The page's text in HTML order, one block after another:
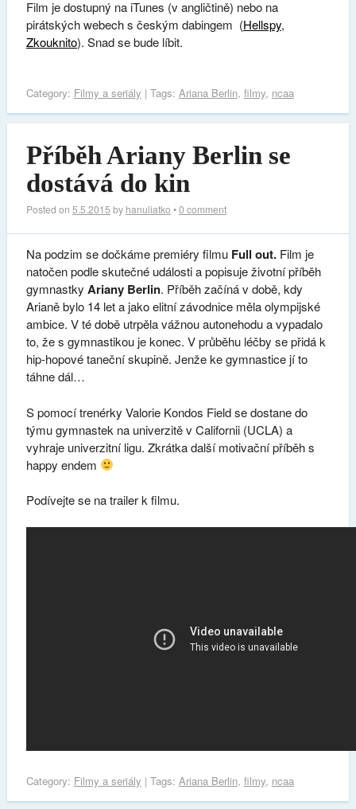
Film je dostupný na iTunes (v angličtině) nebo na
pirátských webech s českým dabingem (Hellspy,
Zkouknito). Snad se bude líbit.
Category: Filmy a seriály | Tags: Ariana Berlin, filmy, ncaa
Příběh Ariany Berlin se
dostává do kin
Posted on 5.5.2015 by hanuliatko •0 comment
Na podzim se dočkáme premiéry filmu Full out. Film je
natočen podle skutečné události a popisuje životní příběh
gymnastky Ariany Berlin. Příběh začíná v době, kdy
Arianě bylo 14 let a jako elitní závodnice měla olympijské
ambice. V té době utrpěla vážnou autonehodu a vypadalo
to, že s gymnastikou je konec. V průběhu léčby se přidá k
hip-hopové taneční skupině. Jenže ke gymnastice jí to
táhne dál…
S pomocí trenérky Valorie Kondos Field se dostane do
týmu gymnastek na univerzitě v Californii (UCLA) a
vyhraje univerzitní ligu. Zkrátka další motivační příběh s
happy endem
Podívejte se na trailer k filmu.
Category: Filmy a seriály | Tags: Ariana Berlin, filmy, ncaa